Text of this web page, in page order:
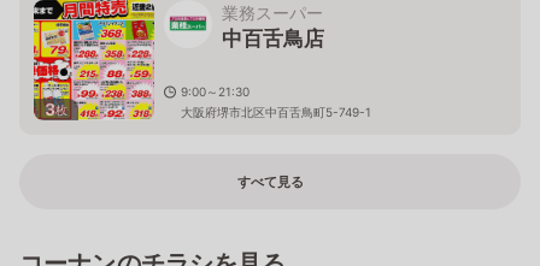
3枚
業務スーパー
中百舌鳥店
9:00～21:30
大阪府堺市北区中百舌鳥町5-749-1
すべて見る